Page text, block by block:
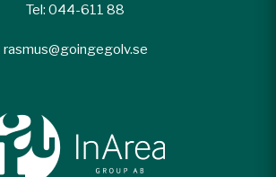
Tel: 044-611 88
rasmus@goingegolv.se